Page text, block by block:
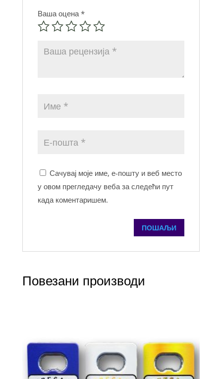
Ваша оцена *
Сачувај моје име, е-пошту и веб место
у овом прегледачу веба за следећи пут
када коментаришем.
Повезани производи